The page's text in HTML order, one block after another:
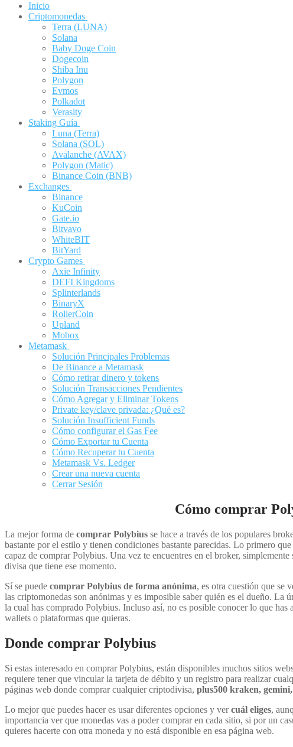
Inicio
Criptomonedas
Terra (LUNA)
Solana
Baby Doge Coin
Dogecoin
Shiba Inu
Polygon
Evmos
Polkadot
Verasity
Staking Guía
Luna (Terra)
Solana (SOL)
Avalanche (AVAX)
Polygon (Matic)
Binance Coin (BNB)
Exchanges
Binance
KuCoin
Gate.io
Bitvavo
WhiteBIT
BitYard
Crypto Games
Axie Infinity
DEFI Kingdoms
Splinterlands
BinaryX
RollerCoin
Upland
Mobox
Metamask
Solución Principales Problemas
De Binance a Metamask
Cómo retirar dinero y tokens
Solución Transacciones Pendientes
Cómo Agregar y Eliminar Tokens
Private key/clave privada: ¿Qué es?
Solución Insufficient Funds
Cómo configurar el Gas Fee
Cómo Exportar tu Cuenta
Cómo Recuperar tu Cuenta
Metamask Vs. Ledger
Crear una nueva cuenta
Cerrar Sesión
Cómo comprar
La mejor forma de comprar Polybius se hace a través de los populares
bastante por el estilo y tienen condiciones bastante parecidas. Lo primero
capaz de comprar Polybius. Una vez te encuentres en el broker,
divisa que tiene ese momento.
Sí se puede comprar Polybius de forma anónima, es otra cuestión que se
las criptomonedas son anónimas y es imposible saber quién es el dueño. La
la cual has comprado Polybius. Incluso así, no es posible conocer lo que
wallets o plataformas que quieras.
Donde comprar Polybius
Si estas interesado en comprar Polybius, están disponibles muchos sitios
requiere tener que vincular la tarjeta de débito y un registro para realizar
páginas web donde comprar cualquier criptodivisa, plus500 kraken,
Lo mejor que puedes hacer es usar diferentes opciones y vercuál eliges,
importancia ver que monedas vas a poder comprar en cada sitio, si por un
quieres hacerte con otra moneda y no está disponible en esa página web.